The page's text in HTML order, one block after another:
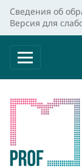
Сведения об
Версия для